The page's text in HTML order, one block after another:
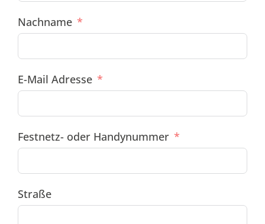
Nachname
E-Mail Adresse
Festnetz- oder Handynummer
Straße